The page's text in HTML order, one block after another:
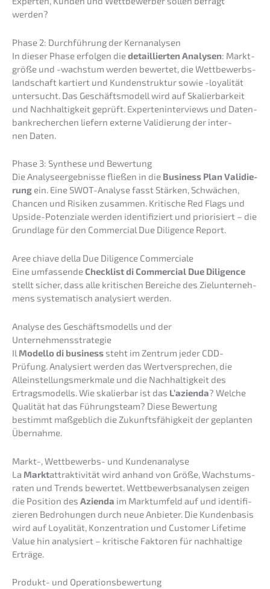
werden?
Phase 2: Durch­füh­rung der Kernanalysen
In dieser Phase erfol­gen diedetail­lier­ten Analy­sen: Markt­
grö­ße und -wachs­tum werden bewer­tet, die Wettbe­werbs­
land­schaft kartiert und Kunden­struk­tur sowie -loyali­tät
unter­sucht. Das Geschäfts­mo­dell wird auf Skalier­bar­keit
und Nachhal­tig­keit geprüft. Exper­ten­in­ter­views und Daten­
bank­re­cher­chen liefern exter­ne Validie­rung der inter­
nen Daten.
Phase 3: Synthe­se und Bewertung
Die Analy­se­er­geb­nis­se fließen in die Business Plan Validie­
rung ein. Eine SWOT-Analy­se fasst Stärken, Schwä­chen,
Chancen und Risiken zusam­men. Kriti­sche Red Flags und
Upside-Poten­zia­le werden identi­fi­ziert und priori­siert – die
Grund­la­ge für den Commer­cial Due Diligence Report.
Aree chiave della Due Diligence Commerciale
Eine umfas­sen­deCheck­list di Commer­cial Due Diligence
stellt sicher, dass alle kriti­schen Berei­che des Zielun­ter­neh­
mens syste­ma­tisch analy­siert werden.
Analy­se des Geschäfts­mo­dells und der
Unternehmensstrategie
Il Model­lo di businesssteht im Zentrum jeder CDD-
Prüfung. Analy­siert werden das Wertver­spre­chen, die
Allein­stel­lungs­merk­ma­le und die Nachhal­tig­keit des
Ertrags­mo­dells. Wie skalier­bar ist das L’azi­en­da? Welche
Quali­tät hat das Führungs­team? Diese Bewer­tung
bestimmt maßgeb­lich die Zukunfts­fä­hig­keit der geplan­ten
Übernahme.
Markt-, Wettbe­werbs- und Kundenanalyse
La Marktattrak­ti­vi­tät wird anhand von Größe, Wachs­tums­
ra­ten und Trends bewer­tet. Wettbe­werbs­ana­ly­sen zeigen
die Positi­on des Azien­da im Markt­um­feld auf und identi­fi­
zie­ren Bedro­hun­gen durch neue Anbie­ter. Die Kunden­ba­sis
wird auf Loyali­tät, Konzen­tra­ti­on und Custo­mer Lifetime
Value hin analy­siert – kriti­sche Fakto­ren für nachhal­ti­ge
Erträge.
Produkt- und Operationsbewertung